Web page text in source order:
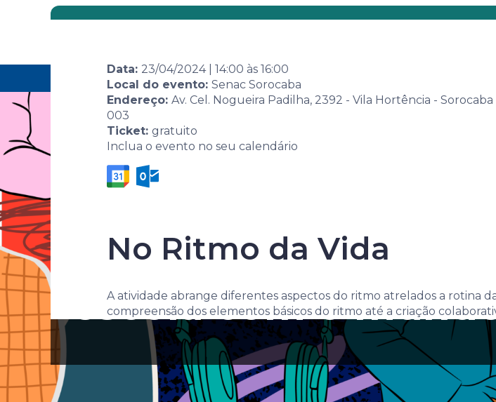
Agenda de eventos Evento 9ª Semana Senac de Leitura – Literatura e
Literatura e Música:
escola com o
Data: 23/04/2024| 14:00 às 16:00
Local do evento: Senac Sorocaba
Endereço: Av. Cel. Nogueira Padilha, 2392 - Vila Hortência - Sorocaba
003
Ticket: gratuito
Inclua o evento no seu calendário
No Ritmo da Vida
A atividade abrange diferentes aspectos do ritmo atrelados a rotina
compreensão dos elementos básicos do ritmo até a criação